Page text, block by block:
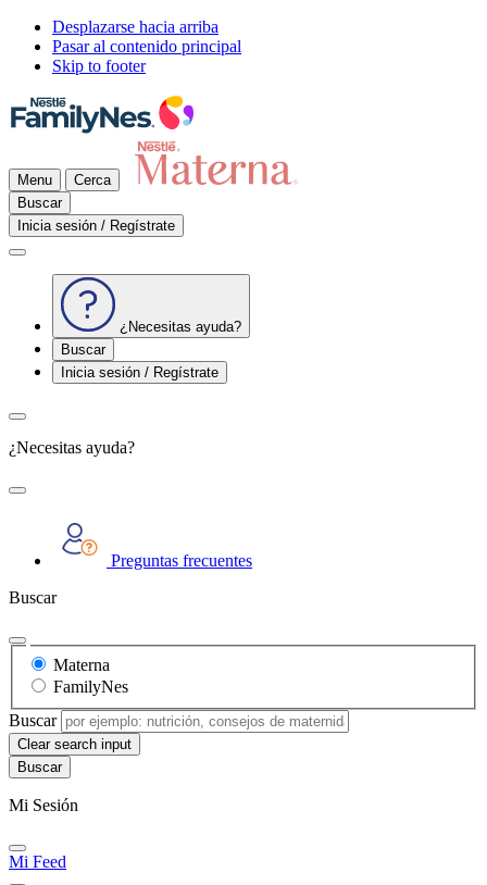
Desplazarse hacia arriba
Pasar al contenido principal
Skip to footer
Menu
Cerca
Buscar
Inicia sesión / Regístrate
¿Necesitas ayuda?
Buscar
Inicia sesión / Regístrate
¿Necesitas ayuda?
Preguntas frecuentes
Buscar
Materna
FamilyNes
Buscar
Clear search input
Mi Sesión
Mi Feed